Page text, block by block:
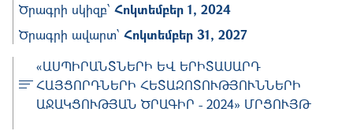
Ծրագրի սկիզբ՝ Հոկտեմբեր 1, 2024
Ծրագրի ավարտ՝ Հոկտեմբեր 31, 2027
«ԱՍՊԻՐԱՆՏՆԵՐԻ ԵՎ ԵՐԻՏԱՍԱՐԴ
ՀԱՅՑՈՐԴՆԵՐԻ ՀԵՏԱԶՈՏՈՒԹՅՈՒՆՆԵՐԻ
ԱՋԱԿՑՈՒԹՅԱՆ ԾՐԱԳԻՐ - 2024» ՄՐՑՈՒՅԹ